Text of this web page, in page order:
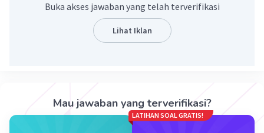
Iklan
Jarak sinar lampu terjauh digudang tersebut
adalah 10 meter.
Buka akses jawaban yang telah terverifikasi
Lihat Iklan
Mau jawaban yang terverifikasi?
LATIHAN SOAL GRATIS!